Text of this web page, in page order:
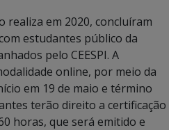
realiza em 2020, concluíram
estudantes público da
pelo CEESPI. A
online, por meio da
em 19 de maio e término
terão direito a certificação
horas, que será emitido e